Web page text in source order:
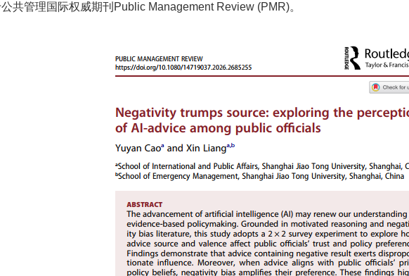
共管理国际权威期刊Public Management Review (PMR)。